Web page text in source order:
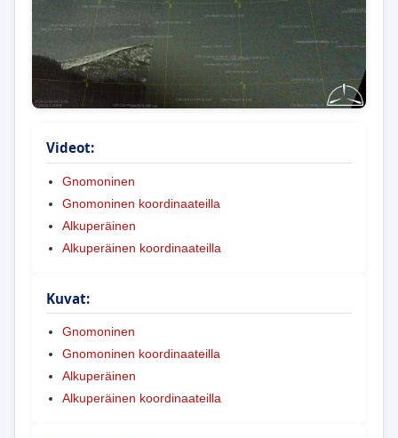
Videot:
Gnomoninen
Gnomoninen koordinaateilla
Alkuperäinen
Alkuperäinen koordinaateilla
Kuvat:
Gnomoninen
Gnomoninen koordinaateilla
Alkuperäinen
Alkuperäinen koordinaateilla